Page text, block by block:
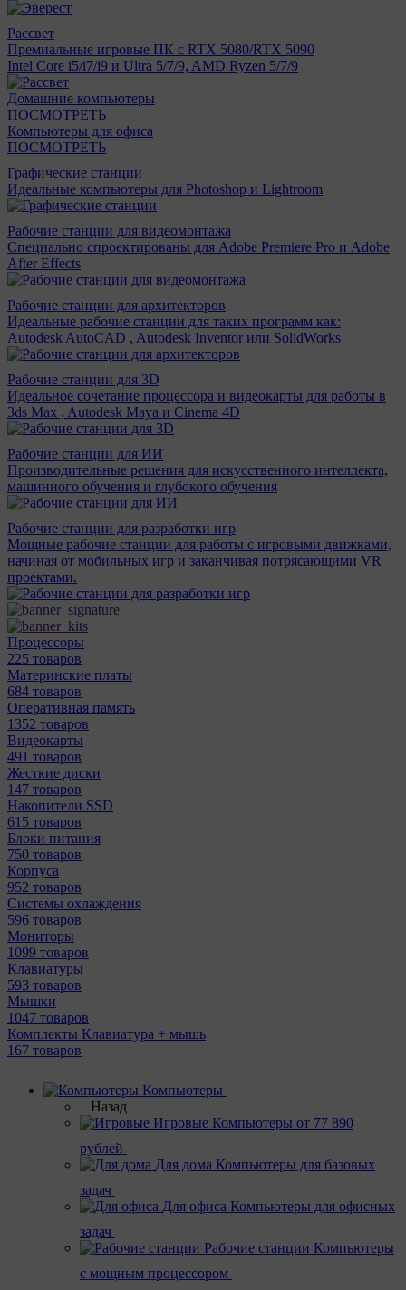
Рассвет
Премиальные игровые ПК с RTX 5080/RTX 5090
Intel Core i5/i7/i9 и Ultra 5/7/9, AMD Ryzen 5/7/9
Домашние компьютеры
ПОСМОТРЕТЬ
Компьютеры для офиса
ПОСМОТРЕТЬ
Графические станции
Идеальные компьютеры для Photoshop и Lightroom
Рабочие станции для видеомонтажа
Специально спроектированы для Adobe Premiere Pro и Adobe
After Effects
Рабочие станции для архитекторов
Идеальные рабочие станции для таких программ как:
Autodesk AutoCAD , Autodesk Inventor или SolidWorks
Рабочие станции для 3D
Идеальное сочетание процессора и видеокарты для работы в
3ds Max , Autodesk Maya и Cinema 4D
Рабочие станции для ИИ
Производительные решения для искусственного интеллекта,
машинного обучения и глубокого обучения
Рабочие станции для разработки игр
Мощные рабочие станции для работы с игровыми движками,
начиная от мобильных игр и заканчивая потрясающими VR
проектами.
Процессоры
225 товаров
Материнcкие платы
684 товаров
Оперативная память
1352 товаров
Видеокарты
491 товаров
Жесткие диски
147 товаров
Накопители SSD
615 товаров
Блоки питания
750 товаров
Корпуса
952 товаров
Системы охлаждения
596 товаров
Мониторы
1099 товаров
Клавиатуры
593 товаров
Мышки
1047 товаров
Комплекты Клавиатура + мышь
167 товаров
Компьютеры
Назад
Игровые Компьютеры от 77 890
рублей
Для дома Компьютеры для базовых
задач
Для офиса Компьютеры для офисных
задач
Рабочие станции Компьютеры
с мощным процессором